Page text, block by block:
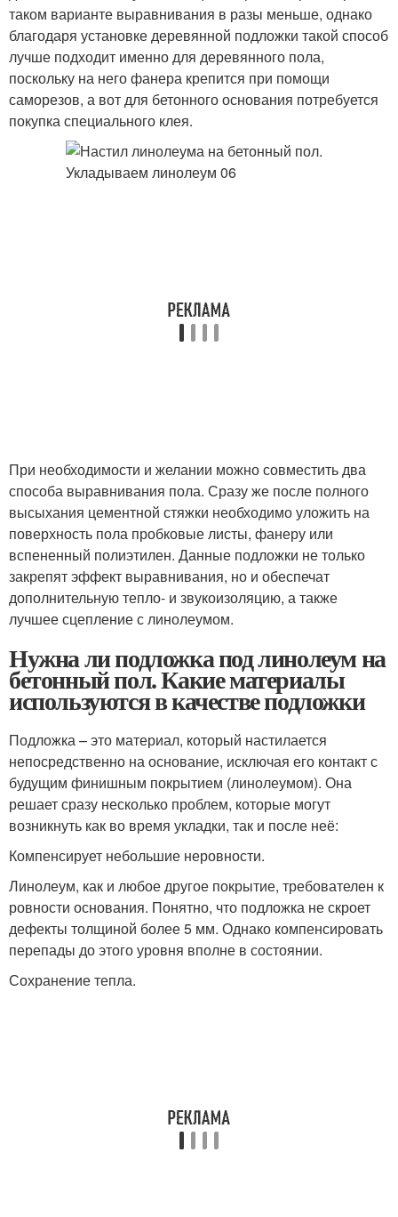
таком варианте выравнивания в разы меньше, однако
благодаря установке деревянной подложки такой способ
лучше подходит именно для деревянного пола,
поскольку на него фанера крепится при помощи
саморезов, а вот для бетонного основания потребуется
покупка специального клея.
При необходимости и желании можно совместить два
способа выравнивания пола. Сразу же после полного
высыхания цементной стяжки необходимо уложить на
поверхность пола пробковые листы, фанеру или
вспененный полиэтилен. Данные подложки не только
закрепят эффект выравнивания, но и обеспечат
дополнительную тепло- и звукоизоляцию, а также
лучшее сцепление с линолеумом.
Нужна ли подложка под линолеум на
бетонный пол. Какие материалы
используются в качестве подложки
Подложка – это материал, который настилается
непосредственно на основание, исключая его контакт с
будущим финишным покрытием (линолеумом). Она
решает сразу несколько проблем, которые могут
возникнуть как во время укладки, так и после неё:
Компенсирует небольшие неровности.
Линолеум, как и любое другое покрытие, требователен к
ровности основания. Понятно, что подложка не скроет
дефекты толщиной более 5 мм. Однако компенсировать
перепады до этого уровня вполне в состоянии.
Сохранение тепла.